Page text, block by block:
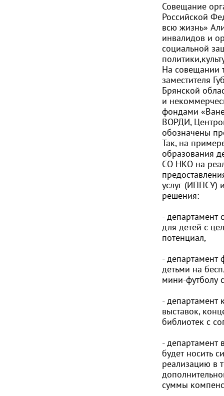
Совещание
Российской
всю жизнь»
инвалидов и
социальной
На совещании
заместителя
Брянской
и
фондами
ВОРДИ,
обозначены
Так, на
образования
СО НКО на
услуг (ИППСУ)
решения:
- департамент
для детей с
потенциал,
- департамент
детьми на
мини-футболу
- департамент
выставок,
библиотек с
- департамент
будет носить
реализацию в
суммы